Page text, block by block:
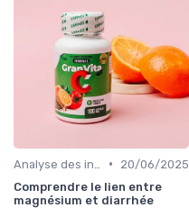
•
20/06/2025
Comprendre le lien entre
magnésium et diarrhée